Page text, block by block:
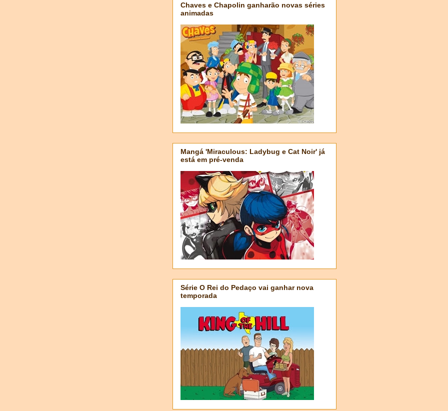
Chaves e Chapolin ganharão novas séries
animadas
Mangá 'Miraculous: Ladybug e Cat Noir' já
está em pré-venda
Série O Rei do Pedaço vai ganhar nova
temporada